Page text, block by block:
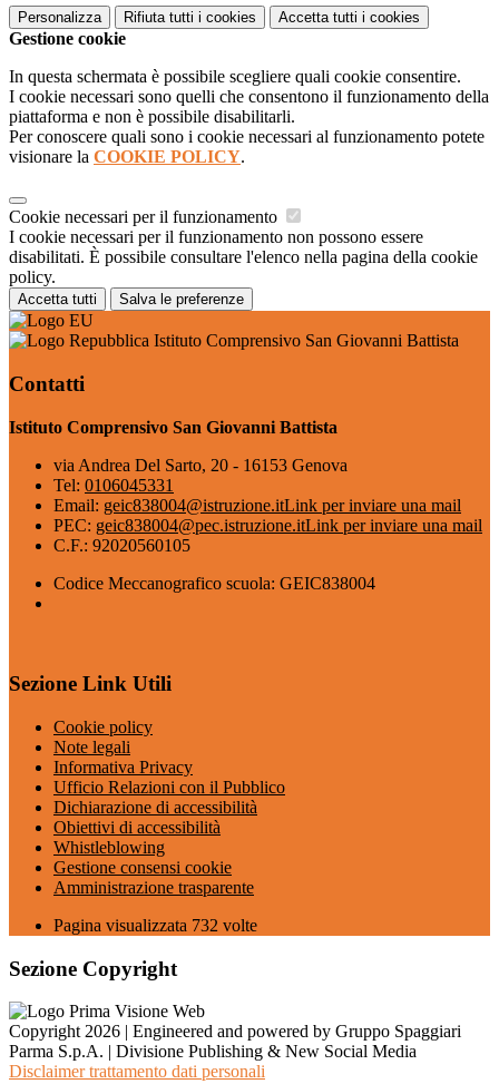
Personalizza Rifiuta tutti i cookies Accetta tutti i cookies
Gestione cookie
In questa schermata è possibile scegliere quali cookie consentire.
I cookie necessari sono quelli che consentono il funzionamento della
piattaforma e non è possibile disabilitarli.
Per conoscere quali sono i cookie necessari al funzionamento potete
visionare la COOKIE POLICY.
Cookie necessari per il funzionamento
I cookie necessari per il funzionamento non possono essere
disabilitati. È possibile consultare l'elenco nella pagina della cookie
policy.
Accetta tutti Salva le preferenze
Istituto Comprensivo San Giovanni Battista
Contatti
Istituto Comprensivo San Giovanni Battista
via Andrea Del Sarto, 20 - 16153 Genova
Tel: 0106045331
Email: geic838004@istruzione.itLink per inviare una mail
PEC: geic838004@pec.istruzione.itLink per inviare una mail
C.F.: 92020560105
Codice Meccanografico scuola: GEIC838004
Sezione Link Utili
Cookie policy
Note legali
Informativa Privacy
Ufficio Relazioni con il Pubblico
Dichiarazione di accessibilità
Obiettivi di accessibilità
Whistleblowing
Gestione consensi cookie
Amministrazione trasparente
Pagina visualizzata 732 volte
Sezione Copyright
Copyright 2026 | Engineered and powered by Gruppo Spaggiari
Parma S.p.A. | Divisione Publishing & New Social Media
Disclaimer trattamento dati personali